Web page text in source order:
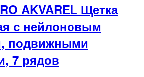
AKVAREL Щетка
с нейлоновым
подвижными
7 рядов